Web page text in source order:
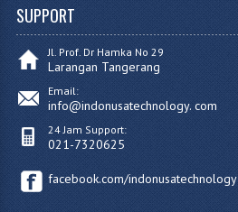
SUPPORT
Jl. Prof. Dr Hamka No 29
Larangan Tangerang
Email:
info@indonusatechnology. com
24 Jam Support:
021-7320625
facebook.com/indonusatechnology